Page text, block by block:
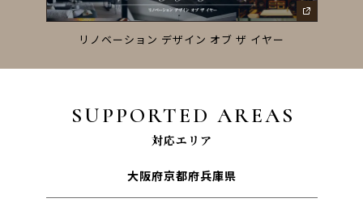
リノベーション デザイン オブ ザ イヤー
SUPPORTED AREAS
対応エリア
大阪府京都府兵庫県